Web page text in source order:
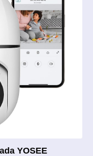
YOSEE